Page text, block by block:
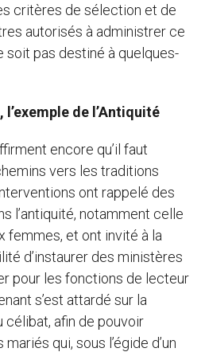
critères de sélection et de
autorisés à administrer ce
soit pas destiné à quelques-
de l’Antiquité
encore qu’il faut
vers les traditions
ont rappelé des
l’antiquité, notamment celle
femmes, et ont invité à la
d’instaurer des ministères
pour les fonctions de lecteur
s’est attardé sur la
afin de pouvoir
qui, sous l’égide d’un